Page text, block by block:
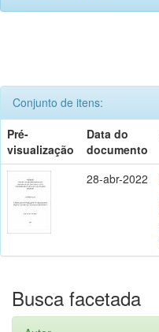
Conjunto de itens:
Pré-
visualização
Data do
documento
28-abr-2022
Busca facetada